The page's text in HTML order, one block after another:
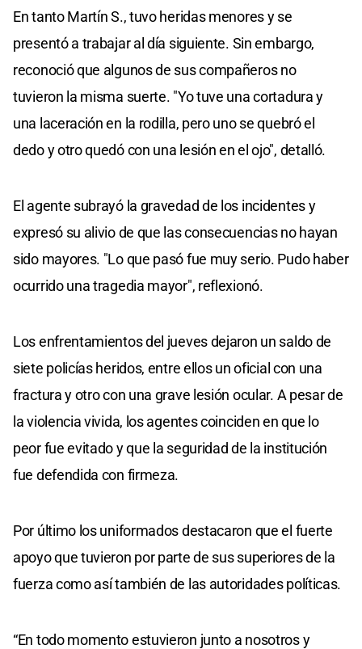
En tanto Martín S., tuvo heridas menores y se
presentó a trabajar al día siguiente. Sin embargo,
reconoció que algunos de sus compañeros no
tuvieron la misma suerte. "Yo tuve una cortadura y
una laceración en la rodilla, pero uno se quebró el
dedo y otro quedó con una lesión en el ojo", detalló.
El agente subrayó la gravedad de los incidentes y
expresó su alivio de que las consecuencias no hayan
sido mayores. "Lo que pasó fue muy serio. Pudo haber
ocurrido una tragedia mayor", reflexionó.
Los enfrentamientos del jueves dejaron un saldo de
siete policías heridos, entre ellos un oficial con una
fractura y otro con una grave lesión ocular. A pesar de
la violencia vivida, los agentes coinciden en que lo
peor fue evitado y que la seguridad de la institución
fue defendida con firmeza.
Por último los uniformados destacaron que el fuerte
apoyo que tuvieron por parte de sus superiores de la
fuerza como así también de las autoridades políticas.
“En todo momento estuvieron junto a nosotros y